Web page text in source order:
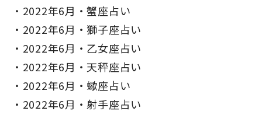
2022年6月・蟹座占い
2022年6月・獅子座占い
2022年6月・乙女座占い
2022年6月・天秤座占い
2022年6月・蠍座占い
2022年6月・射手座占い